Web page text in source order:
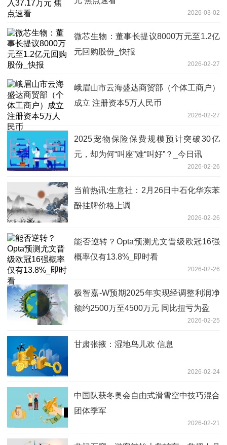
2026-03-02
微芯生物：董事长提议8000万元至1.2亿
元回购股份_快报
2026-02-27
峨眉山市云海盛达商贸部（个体工商户）
成立 注册资本5万人民币
2026-02-27
2025宠物保险保费规模预计突破30亿
元，却为何“叫座”难“叫好”？_今日讯
2026-02-26
当前热讯:生意社：2月26日中石化华东苯
酚挂牌价格上调
2026-02-26
能否逆转？Opta预测尤文晋级欧冠16强
概率仅有13.8%_即时看
2026-02-26
极智嘉-W预期2025年实现经调整利润净
额约2500万至4500万元 同比扭亏为盈
2026-02-25
甘肃张掖：湿地鸟儿欢 信息
2026-02-24
中国队获冬奥会自由式滑雪空中技巧混合
团体季军
2026-02-21